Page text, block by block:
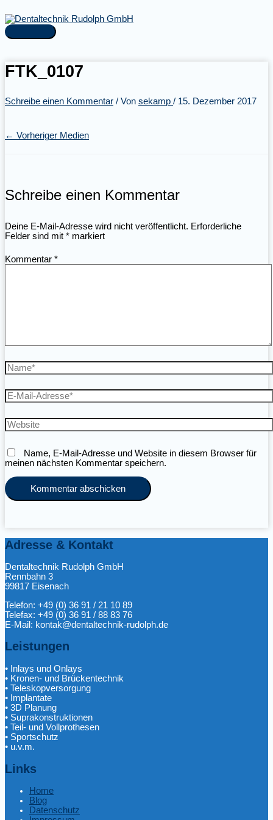
Inhalt
springen
Hauptmenü
FTK_0107
Schreibe einen Kommentar / Von sekamp / 15. Dezember 2017
← Vorheriger Medien
Schreibe einen Kommentar
Deine E-Mail-Adresse wird nicht veröffentlicht. Erforderliche
Felder sind mit * markiert
Kommentar *
Name*
E-
Mail-
Website
Name, E-Mail-Adresse und Website in diesem Browser für
meinen nächsten Kommentar speichern.
Adresse & Kontakt
Dentaltechnik Rudolph GmbH
Rennbahn 3
99817 Eisenach
Telefon: +49 (0) 36 91 / 21 10 89
Telefax: +49 (0) 36 91 / 88 83 76
E-Mail: kontak@dentaltechnik-rudolph.de
Leistungen
• Inlays und Onlays
• Kronen- und Brückentechnik
• Teleskopversorgung
• Implantate
• 3D Planung
• Suprakonstruktionen
• Teil- und Vollprothesen
• Sportschutz
• u.v.m.
Links
Home
Blog
Datenschutz